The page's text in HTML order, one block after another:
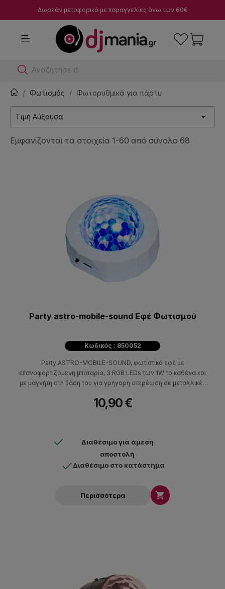
Δωρεάν μεταφορικά με παραγγελίες άνω των 60€
Αναζήτησε dj μίκτες
Φωτισμός Φωτορυθμικά για πάρτυ
Τιμή Αύξουσα 
Εμφανίζονται τα στοιχεία 1-60 από σύνολο 68
Party astro-mobile-sound Eφέ Φωτισμού
Κωδικός : 850052
Party ASTRO-MOBILE-SOUND, φωτιστικό εφέ με
επαναφορτιζόμενη μπαταρία, 3 RGB LEDs των 1W το καθένα και
με μαγνήτη στη βάση του για γρήγορη στερέωση σε μεταλλικές
στερεώνονται με αυτοκόλλητο.
10,90 €
Διαθέσιμο για άμεση
αποστολή
Διαθέσιμο στο κατάστημα
Περισσότερα 